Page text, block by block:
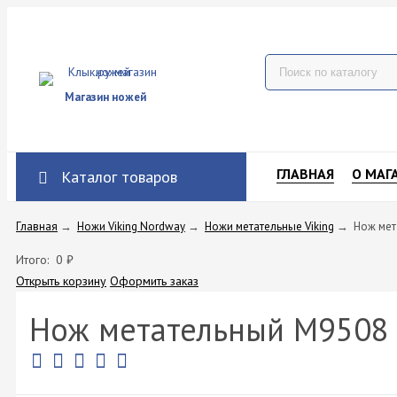
Магазин ножей
Каталог товаров ГЛАВНАЯ О
Главная → Ножи Viking Nordway → Ножи метательные Viking → Нож
Итого: 0 ₽
Открыть корзину Оформить заказ
Нож метательный